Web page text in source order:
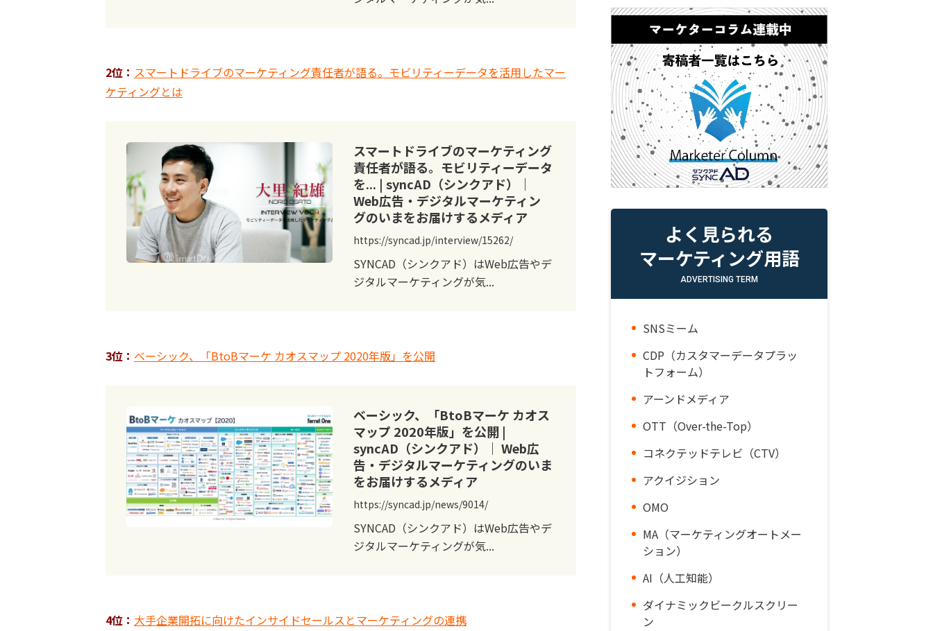
2位： スマートドライブのマーケティング責任者が語る。モビリティーデータを活用したマー
ケティングとは
スマートドライブのマーケティング
責任者が語る。モビリティーデータ
を... | syncAD（シンクアド）｜
Web広告・デジタルマーケティン
グのいまをお届けするメディア
https://syncad.jp/interview/15262/
SYNCAD（シンクアド）はWeb広告やデ
ジタルマーケティングが気...
3位： ベーシック、「BtoBマーケ カオスマップ 2020年版」を公開
ベーシック、「BtoBマーケ カオス
マップ 2020年版」を公開 |
syncAD（シンクアド）｜ Web広
告・デジタルマーケティングのいま
をお届けするメディア
https://syncad.jp/news/9014/
SYNCAD（シンクアド）はWeb広告やデ
ジタルマーケティングが気...
4位： 大手企業開拓に向けたインサイドセールスとマーケティングの連携
よく見られる
マーケティング用語
ADVERTISING TERM
SNSミーム
CDP（カスタマーデータプラッ
トフォーム）
アーンドメディア
OTT（Over-the-Top）
コネクテッドテレビ（CTV）
アクイジション
OMO
MA（マーケティングオートメー
ション）
AI（人工知能）
ダイナミックビークルスクリー
ン